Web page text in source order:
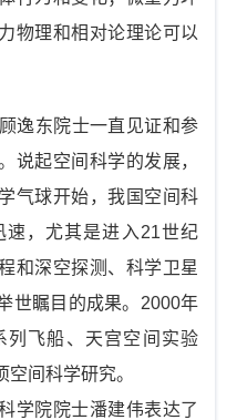
物理和相对论理论可以
逸东院士一直见证和参
说起空间科学的发展，
气球开始，我国空间科
，尤其是进入21世纪
和深空探测、科学卫星
世瞩目的成果。2000年
列飞船、天宫空间实验
间科学研究。
学院院士潘建伟表达了